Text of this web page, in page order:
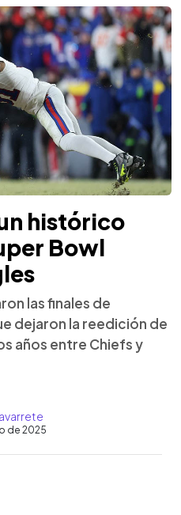
histórico
Bowl
las finales de
dejaron la reedición de
años entre Chiefs y
de 2025